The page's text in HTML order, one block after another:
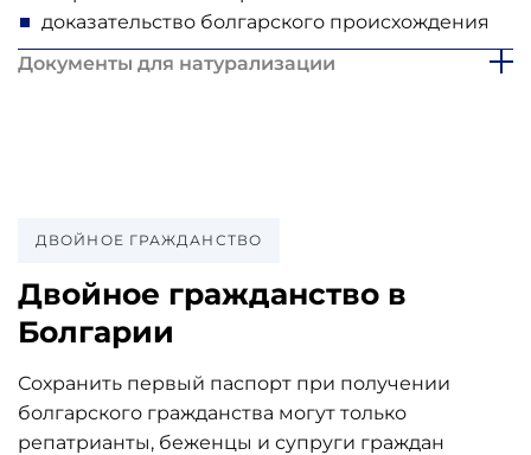
доказательство болгарского происхождения
Документы для натурализации
ДВОЙНОЕ ГРАЖДАНСТВО
Двойное гражданство в
Болгарии
Сохранить первый паспорт при получении
болгарского гражданства могут только
репатрианты, беженцы и супруги граждан